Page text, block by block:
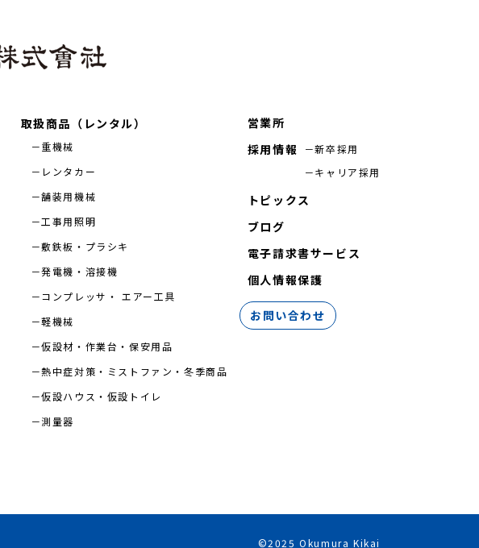
取扱商品（レンタル）
重機械
レンタカー
舗装用機械
工事用照明
敷鉄板・プラシキ
発電機・溶接機
コンプレッサ・ エアー工具
軽機械
仮設材・作業台・保安用品
熱中症対策・ミストファン・冬季商品
仮設ハウス・仮設トイレ
測量器
営業所
採用情報
新卒採用
キャリア採用
トピックス
ブログ
電子請求書サービス
個人情報保護
お問い合わせ
©2025 Okumura Kikai